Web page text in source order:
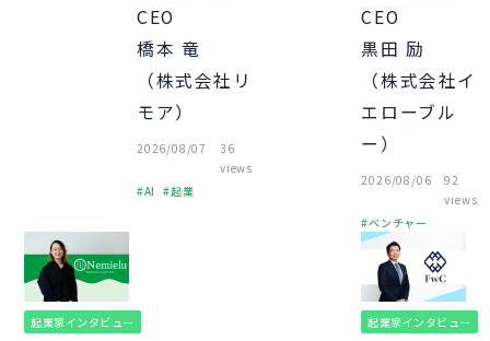
CEO
橋本 竜
（株式会社リ
モア）
2026/08/07
36
views
AI
起業
CEO
黒田 励
（株式会社イ
エローブル
ー）
2026/08/06
92
views
ベンチャー
起業
組織づくり
経営知識
起業家インタビュー
起業家インタビュー